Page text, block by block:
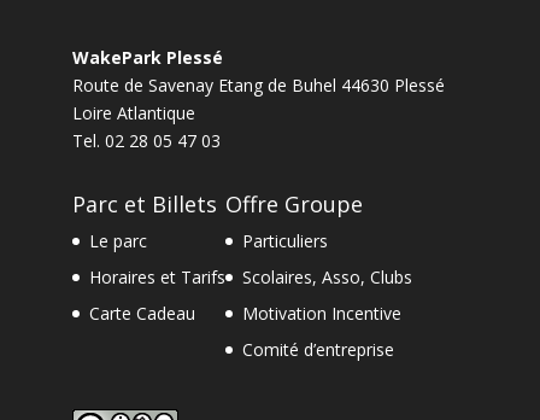
WakePark Plessé
Route de Savenay Etang de Buhel 44630 Plessé
Loire Atlantique
Tel. 02 28 05 47 03
Parc et Billets
Le parc
Horaires et Tarifs
Carte Cadeau
Offre Groupe
Particuliers
Scolaires, Asso, Clubs
Motivation Incentive
Comité d’entreprise